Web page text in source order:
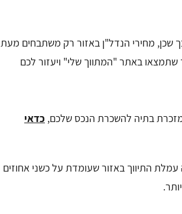
שכן, מחירי הנדל"ן באזור רק משתבחים מעת
שתמצאו באתר "המתווך שלי" ויעזור לכם
מזכרת בתיה להשכרת הנכס שלכם, כדאי
התיווך באזור שעומדת על כשני אחוזים